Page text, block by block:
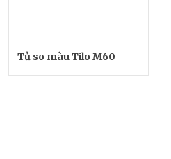
Tủ so màu Tilo M60